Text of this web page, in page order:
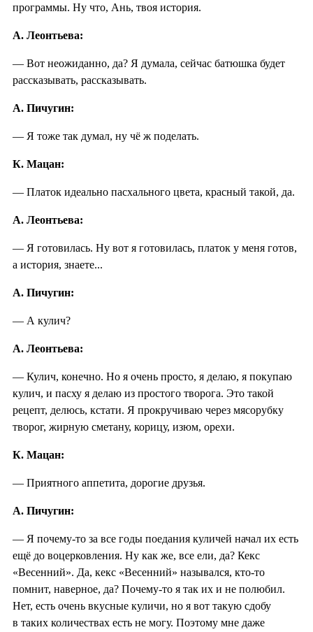
программы. Ну что, Ань, твоя история.
А. Леонтьева:
— Вот неожиданно, да? Я думала, сейчас батюшка будет
рассказывать, рассказывать.
А. Пичугин:
— Я тоже так думал, ну чё ж поделать.
К. Мацан:
— Платок идеально пасхального цвета, красный такой, да.
А. Леонтьева:
— Я готовилась. Ну вот я готовилась, платок у меня готов,
а история, знаете...
А. Пичугин:
— А кулич?
А. Леонтьева:
— Кулич, конечно. Но я очень просто, я делаю, я покупаю
кулич, и пасху я делаю из простого творога. Это такой
рецепт, делюсь, кстати. Я прокручиваю через мясорубку
творог, жирную сметану, корицу, изюм, орехи.
К. Мацан:
— Приятного аппетита, дорогие друзья.
А. Пичугин:
— Я почему-то за все годы поедания куличей начал их есть
ещё до воцерковления. Ну как же, все ели, да? Кекс
«Весенний». Да, кекс «Весенний» назывался, кто-то
помнит, наверное, да? Почему-то я так их и не полюбил.
Нет, есть очень вкусные куличи, но я вот такую сдобу
в таких количествах есть не могу. Поэтому мне даже